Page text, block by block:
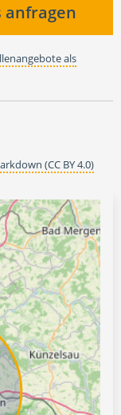
anfragen
als
(CC BY 4.0)